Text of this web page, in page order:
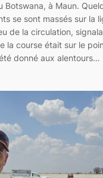
Botswana, à Maun.
se sont massés sur la
de la circulation,
la course était sur le
donné aux alentours…